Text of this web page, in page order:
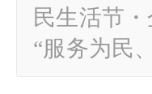
民生活节
“服务为民